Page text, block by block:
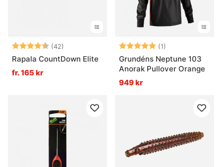
Betyg: (42)
4.7 utav 5 stjärnor
Rapala CountDown Elite
fr. 165 kr
Betyg: (1)
Grundéns Neptune 103
Anorak Pullover Orange
949 kr